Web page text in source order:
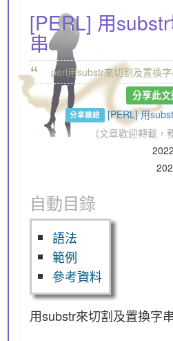
[PERL] 用
串
“ perl用substr來切割及置換
分享此
分享連結
[PERL] 用
(文章歡迎轉載，
自動目錄
語法
範例
參考資料
用substr來切割及置換字